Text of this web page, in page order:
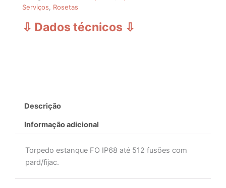
Serviços, Rosetas
⇩ Dados técnicos ⇩
Descrição
Informação adicional
Torpedo estanque FO IP68 até 512 fusões com
pard/fijac.